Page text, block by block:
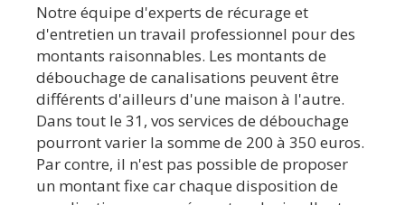
Notre équipe d'experts de récurage et
d'entretien un travail professionnel pour des
montants raisonnables. Les montants de
débouchage de canalisations peuvent être
différents d'ailleurs d'une maison à l'autre.
Dans tout le 31, vos services de débouchage
pourront varier la somme de 200 à 350 euros.
Par contre, il n'est pas possible de proposer
un montant fixe car chaque disposition de